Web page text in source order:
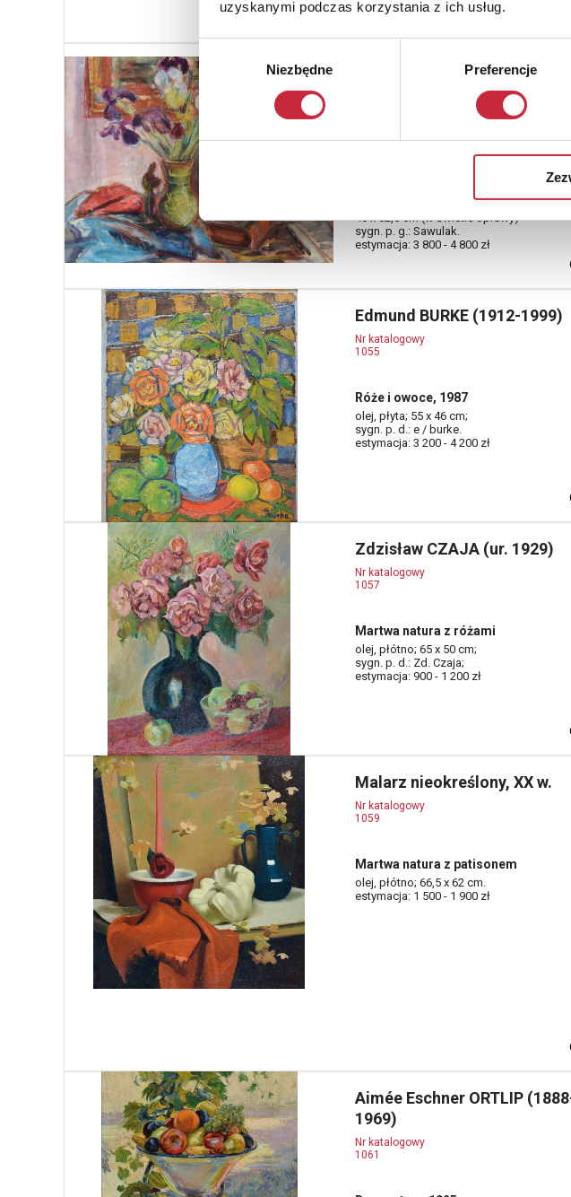
uzyskanymi podczas korzystania z ich usług.
zgody
Niezbędne Preferencje
Włodzimierz SAWULAK (1906-
48 x 62,5 cm (w świetle oprawy)
sygn. p. g.: Sawulak.
estymacja: 3 800 - 4 800 zł
Edmund BURKE (1912-1999)
Nr katalogowy
1055
Róże i owoce, 1987
olej, płyta; 55 x 46 cm;
sygn. p. d.: e / burke.
estymacja: 3 200 - 4 200 zł
Zdzisław CZAJA (ur. 1929)
Nr katalogowy
1057
Martwa natura z różami
olej, płótno; 65 x 50 cm;
sygn. p. d.: Zd. Czaja;
estymacja: 900 - 1 200 zł
Malarz nieokreślony, XX w.
Nr katalogowy
1059
Martwa natura z patisonem
olej, płótno; 66,5 x 62 cm.
estymacja: 1 500 - 1 900 zł
Aimée Eschner ORTLIP
1969)
Nr katalogowy
1061